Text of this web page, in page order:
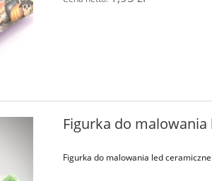
Figurka do malowania
Figurka do malowania led